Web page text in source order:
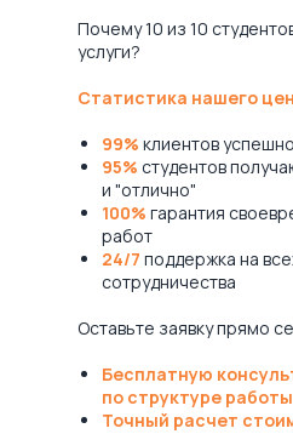
Почему 10 из 10
услуги?
Статистика нашего
99% клиентов
95% студентов
и "отлично"
100% гарантия
работ
24/7 поддержка на
сотрудничества
Оставьте заявку прямо
Бесплатную
по структуре работы
Точный расчет